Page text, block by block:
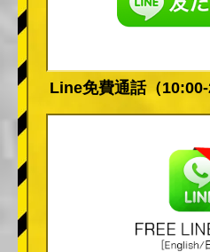
Line免費通話（10:00-